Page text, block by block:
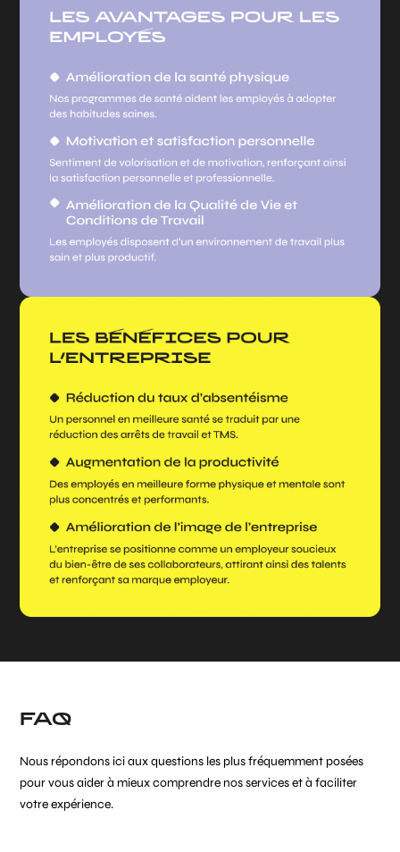
FAQ
Nous répondons ici aux questions les plus fréquemment posées
pour vous aider à mieux comprendre nos services et à faciliter
votre expérience.